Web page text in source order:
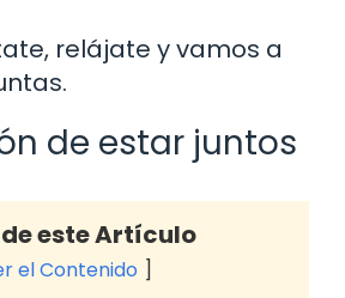
relájate y vamos a
de estar juntos
este Artículo
el Contenido